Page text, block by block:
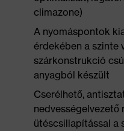
climazone)
A nyomáspontok
érdekében a szinte
szárkonstrukció
anyagból készült
Cserélhető,
nedvességelvezető
ütéscsillapítással a